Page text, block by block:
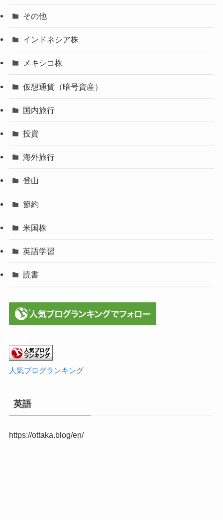
その他
インドネシア株
メキシコ株
仮想通貨（暗号資産）
国内旅行
投資
海外旅行
登山
節約
米国株
英語学習
読書
人気ブログランキング
英語
https://ottaka.blog/en/